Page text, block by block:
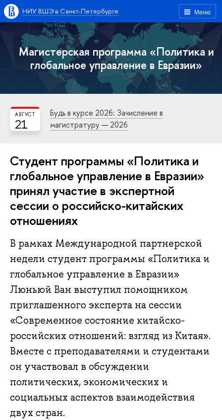
Меню
НИУ ВШЭ в Санкт-Петербурге
Магистерская программа «Политика и
глобальное управление в Евразии»
21
АВГУСТ
Будь в курсе 2026: Зачисление в
магистратуру — 2026
Студент программы «Политика и
глобальное управление в Евразии»
принял участие в экспертной
сессии о российско-китайских
отношениях
В рамках Международной партнерской
недели студент программы «Политика и
глобальное управление в Евразии»
Люньюй Ван выступил помощником
приглашенного эксперта на сессии
«Современное состояние китайско-
российских отношений: взгляд из Китая».
Вместе с преподавателями и студентами
он участвовал в обсуждении
политических, экономических и
социальных аспектов взаимодействия
двух стран.